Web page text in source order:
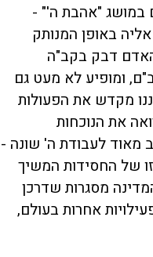
במושג "אהבת ה'" -
באופן המנותק
האדם דבק בקב"ה
ומופיע לא מעט גם
מקדש את הפעולות
את הנוכחות
מאוד לעבודת ה' שונה -
של החסידות המשיך
מסגרות שדרכן
אחרות בעולם,